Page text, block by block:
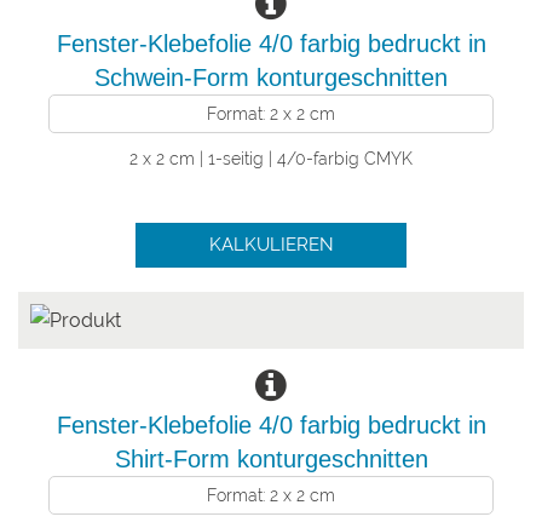
Fenster-Klebefolie 4/0 farbig bedruckt in
Schwein-Form konturgeschnitten
Format: 2 x 2 cm
2 x 2 cm | 1-seitig | 4/0-farbig CMYK
KALKULIEREN
Fenster-Klebefolie 4/0 farbig bedruckt in
Shirt-Form konturgeschnitten
Format: 2 x 2 cm